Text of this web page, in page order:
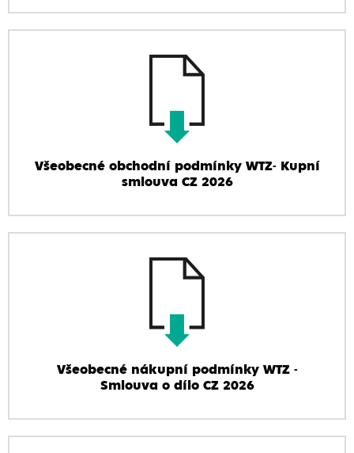
Všeobecné obchodní podmínky WTZ- Kupní
smlouva CZ 2026
Všeobecné nákupní podmínky WTZ -
Smlouva o dílo CZ 2026